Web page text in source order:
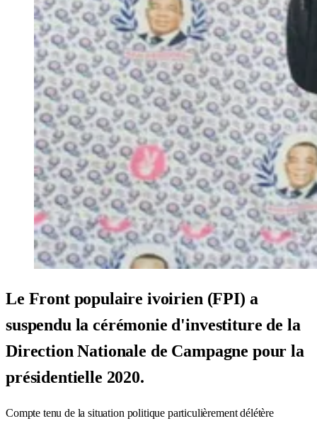
Le Front populaire ivoirien (FPI) a
suspendu la cérémonie d'investiture de la
Direction Nationale de Campagne pour la
présidentielle 2020.
Compte tenu de la situation politique particulièrement délétère